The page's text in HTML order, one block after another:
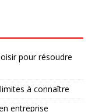
pour résoudre
à connaître
entreprise